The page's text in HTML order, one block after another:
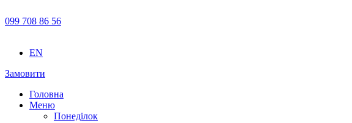
099 708 86 56
EN
Замовити
Головна
Меню
Понеділок